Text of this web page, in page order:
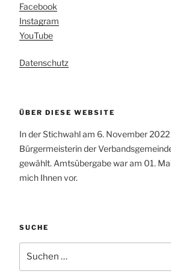
Facebook
Instagram
YouTube
Datenschutz
ÜBER DIESE WEBSITE
In der Stichwahl am 6. November
Bürgermeisterin der
gewählt. Amtsübergabe war am 01.
mich Ihnen vor.
SUCHE
nach: